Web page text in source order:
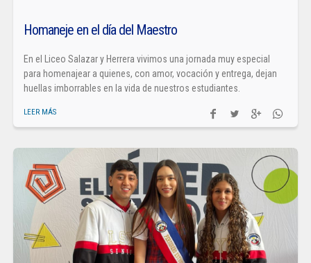
Homaneje en el día del Maestro
En el Liceo Salazar y Herrera vivimos una jornada muy especial
para homenajear a quienes, con amor, vocación y entrega, dejan
huellas imborrables en la vida de nuestros estudiantes.
LEER MÁS